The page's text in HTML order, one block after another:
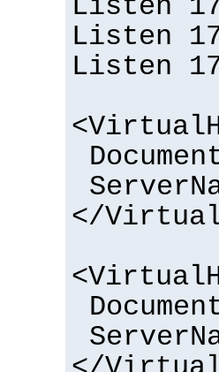
Listen
Listen
Listen
</